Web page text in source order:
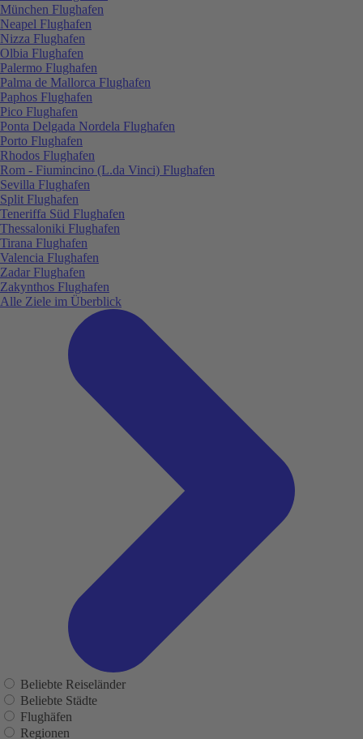
München Flughafen
Neapel Flughafen
Nizza Flughafen
Olbia Flughafen
Palermo Flughafen
Palma de Mallorca Flughafen
Paphos Flughafen
Pico Flughafen
Ponta Delgada Nordela Flughafen
Porto Flughafen
Rhodos Flughafen
Rom - Fiumincino (L.da Vinci) Flughafen
Sevilla Flughafen
Split Flughafen
Teneriffa Süd Flughafen
Thessaloniki Flughafen
Tirana Flughafen
Valencia Flughafen
Zadar Flughafen
Zakynthos Flughafen
Alle Ziele im Überblick
Beliebte Reiseländer
Beliebte Städte
Flughäfen
Regionen